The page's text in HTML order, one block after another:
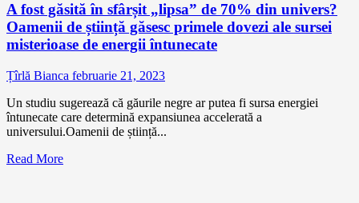
A fost găsită în sfârșit „lipsa” de 70% din univers?
Oamenii de știință găsesc primele dovezi ale sursei
misterioase de energii întunecate
Țîrlă Bianca februarie 21, 2023
Un studiu sugerează că găurile negre ar putea fi sursa energiei
întunecate care determină expansiunea accelerată a
universului.Oamenii de știință...
Read More